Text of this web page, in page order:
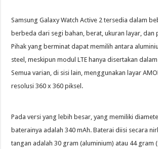
Samsung Galaxy Watch Active 2 tersedia dalam
berbeda dari segi bahan, berat, ukuran layar,
Pihak yang berminat dapat memilih antara
steel, meskipun modul LTE hanya disertakan
Semua varian, di sisi lain, menggunakan layar
resolusi 360 x 360 piksel.
Pada versi yang lebih besar, yang memiliki
baterainya adalah 340 mAh. Baterai diisi secara
tangan adalah 30 gram (aluminium) atau 44 gram